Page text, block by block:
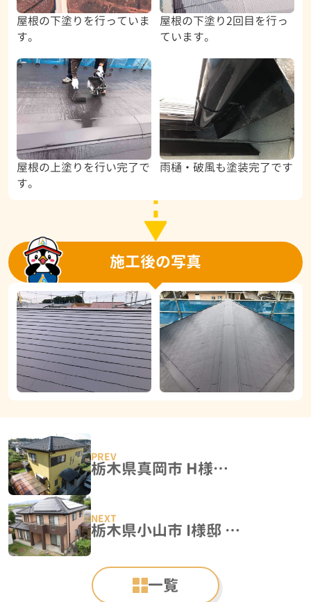
屋根の下塗りを行っていま
す。
屋根の下塗り2回目を行っ
ています。
屋根の上塗りを行い完了で
す。
雨樋・破風も塗装完了です
施工後の写真
栃木県真岡市 H様邸 外壁塗装工事
一覧
栃木県小山市 I様邸 外壁塗装工事